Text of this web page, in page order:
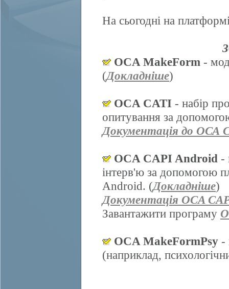
На сьогодні на
OCA MakeForm -
(Докладніше)
OCA CATI - набір
опитування за
Документація до ОСА
OCA CAPI Android -
інтерв'ю за допомогою
Android. (Докладніше)
Документація OCA
Завантажити програму
OCA MakeFormPsy -
(наприклад,